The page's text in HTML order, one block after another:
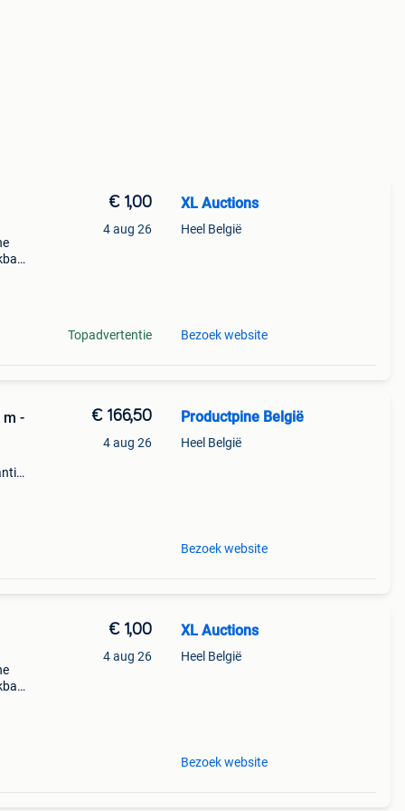
€ 1,00
4 aug 26
Topadvertentie
XL Auctions
Heel België
Bezoek website
m - € 166,50
4 aug 26
Productpine België
Heel België
Bezoek website
€ 1,00
4 aug 26
XL Auctions
Heel België
Bezoek website